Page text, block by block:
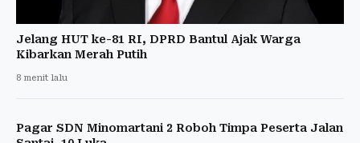
Jelang HUT ke-81 RI, DPRD Bantul Ajak Warga
Kibarkan Merah Putih
8 menit lalu
Pagar SDN Minomartani 2 Roboh Timpa Peserta Jalan